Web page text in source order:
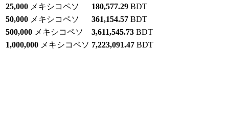
25,000 メキシコペソ 180,577.29 BDT
50,000 メキシコペソ 361,154.57 BDT
500,000 メキシコペソ 3,611,545.73 BDT
1,000,000 メキシコペソ 7,223,091.47 BDT